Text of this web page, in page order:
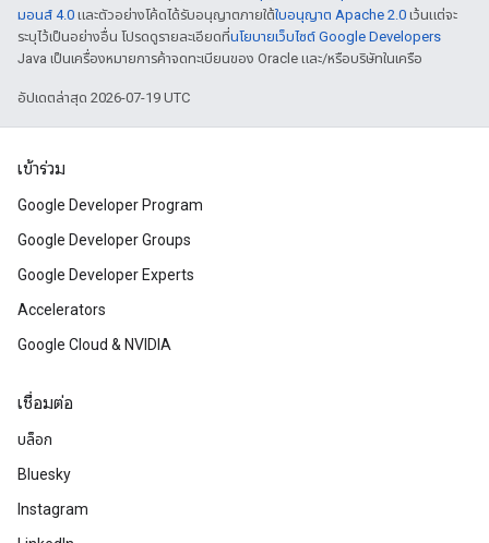
มอนส์ 4.0 และตัวอย่างโค้ดได้รับอนุญาตภายใต้ใบอนุญาต Apache 2.0 เว้นแต่จะ
ระบุไว้เป็นอย่างอื่น โปรดดูรายละเอียดที่นโยบายเว็บไซต์ Google Developers
Java เป็นเครื่องหมายการค้าจดทะเบียนของ Oracle และ/หรือบริษัทในเครือ
อัปเดตล่าสุด 2026-07-19 UTC
เข้าร่วม
Google Developer Program
Google Developer Groups
Google Developer Experts
Accelerators
Google Cloud & NVIDIA
เชื่อมต่อ
บล็อก
Bluesky
Instagram